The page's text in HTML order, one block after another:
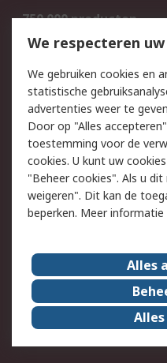
750.000 producten
Bestellen
Track & Trace
Wettelijk
Cookiebeleid
Privacybeleid
Algemene
verkoopvoorwaarden
Over RS
RS Group
RS wereldwijd
ESG
We respecteren
We gebruiken cookies en
statistische
advertenties weer te
Door op "Alles
toestemming voor de
cookies. U kunt uw
"Beheer cookies". Als u
weigeren". Dit kan de
beperken. Meer informatie
Alles